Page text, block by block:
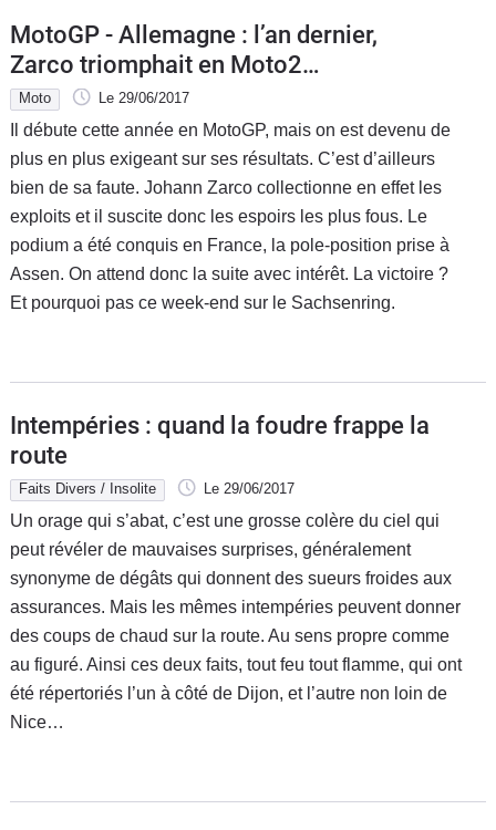
MotoGP - Allemagne : l’an dernier,
Zarco triomphait en Moto2…
Moto Le 29/06/2017
Il débute cette année en MotoGP, mais on est devenu de
plus en plus exigeant sur ses résultats. C’est d’ailleurs
bien de sa faute. Johann Zarco collectionne en effet les
exploits et il suscite donc les espoirs les plus fous. Le
podium a été conquis en France, la pole-position prise à
Assen. On attend donc la suite avec intérêt. La victoire ?
Et pourquoi pas ce week-end sur le Sachsenring.
Intempéries : quand la foudre frappe la
route
Faits Divers / Insolite Le 29/06/2017
Un orage qui s’abat, c’est une grosse colère du ciel qui
peut révéler de mauvaises surprises, généralement
synonyme de dégâts qui donnent des sueurs froides aux
assurances. Mais les mêmes intempéries peuvent donner
des coups de chaud sur la route. Au sens propre comme
au figuré. Ainsi ces deux faits, tout feu tout flamme, qui ont
été répertoriés l’un à côté de Dijon, et l’autre non loin de
Nice…